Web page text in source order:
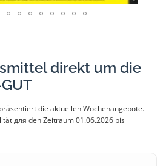
direkt um die
die aktuellen Wochenangebote.
для den Zeitraum 01.06.2026 bis